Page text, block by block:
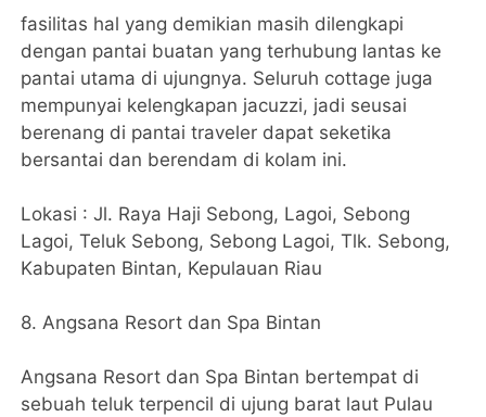
fasilitas hal yang demikian masih dilengkapi
dengan pantai buatan yang terhubung lantas ke
pantai utama di ujungnya. Seluruh cottage juga
mempunyai kelengkapan jacuzzi, jadi seusai
berenang di pantai traveler dapat seketika
bersantai dan berendam di kolam ini.
Lokasi : Jl. Raya Haji Sebong, Lagoi, Sebong
Lagoi, Teluk Sebong, Sebong Lagoi, Tlk. Sebong,
Kabupaten Bintan, Kepulauan Riau
8. Angsana Resort dan Spa Bintan
Angsana Resort dan Spa Bintan bertempat di
sebuah teluk terpencil di ujung barat laut Pulau